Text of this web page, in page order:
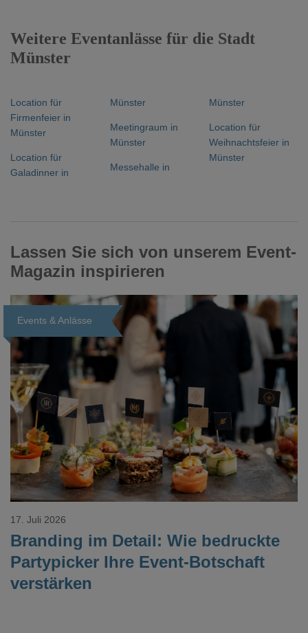
Weitere Eventanlässe für die Stadt
Münster
Location für
Firmenfeier in
Münster
Location für
Galadinner in
Münster
Meetingraum in
Münster
Messehalle in
Münster
Location für
Weihnachtsfeier in
Münster
Lassen Sie sich von unserem Event-
Magazin inspirieren
Events & Anlässe
Loading...
Branding im Detail: Wie bedruckte
Partypicker Ihre Event-Botschaft
verstärken
17. Juli 2026